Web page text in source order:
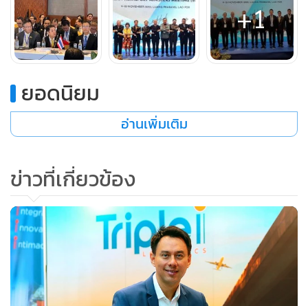
ในการประชุมรัฐมนตรีขนส่งอาเซียน ครั้งที่ 29 และการประชุ
มอื่นๆ ที่เกี่ยวข้อง H.E. Mr. Ngampasong Muongmany
รัฐมนตรีว่าการกระทรวงโยธาธิการและขนส่ง สปป.ลาว ทำหน้าที่
คืบหน้าของความร่วมมือด้านการขนส่งตามแผนยุทธศาสตร์ด้าน
การขนส่งของอาเซียน หรือแผนยุทธศาสตร์กัวลาลัมเปอร์ (Kuala
Lumpur Transport Strategic Plan : KLTSP) และได้ตระหนัก
เคลื่อนการเติบโตทางเศรษฐกิจและความเชื่อมโยงระหว่าง
ภูมิภาค นอกจากนี้ ที่ประชุมร่วมรับรองงานที่มีลำดับความสำคัญ
และผลลัพธ์ที่สำคัญในสาขาการขนส่ง ประจำปี 2567 และ
เอกสารต่างๆ
ได้แก่ แนวทางสำหรับท่าเรืออัจฉริยะ ข้อเสนอแนะเรื่อง การ
อำนวยความสะดวกการผลัดเปลี่ยนและส่งลูกเรือกลับสู่ภูมิลำเนา
+1
ยอดนิยม
อ่านเพิ่มเติม
ข่าวที่เกี่ยวข้อง